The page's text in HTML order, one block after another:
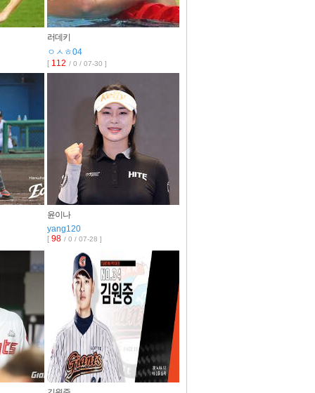
러데키
ㅇㅅㅎ04
[ 112 / 0 / 07-30 ]
윤이나
yang120
[ 98 / 0 / 07-28 ]